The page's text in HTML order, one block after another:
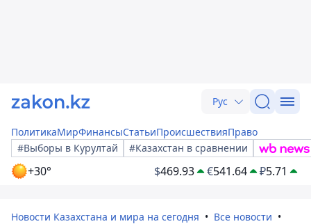
Рус
ПолитикаМирФинансыСтатьиПроисшествияПраво
#Выборы в Курултай
#Казахстан в сравнении
+30° $469.93 €541.64 ₽5.71
Новости Казахстана и мира на сегодня
Все новости